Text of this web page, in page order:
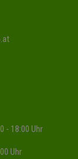
- 18:00 Uhr
Uhr